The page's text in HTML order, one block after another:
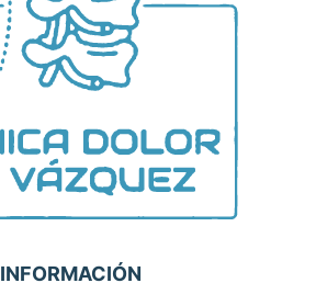
INFORMACIÓN